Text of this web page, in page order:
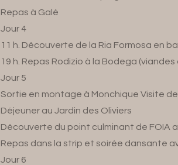
Repas à Galé
Jour 4
11 h. Découverte de la Ria Formosa en
19 h. Repas Rodizio à la Bodega
Jour 5
Sortie en montage à Monchique Visite
Déjeuner au Jardin des Oliviers
Découverte du point culminant de FOIA
Repas dans la strip et soirée dansante
Jour 6